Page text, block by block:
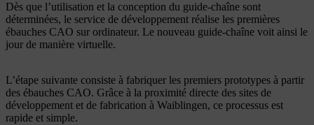
Dès que l’utilisation et la conception du guide-chaîne sont
déterminées, le service de développement réalise les premières
ébauches CAO sur ordinateur. Le nouveau guide-chaîne voit ainsi le
jour de manière virtuelle.
L’étape suivante consiste à fabriquer les premiers prototypes à partir
des ébauches CAO. Grâce à la proximité directe des sites de
développement et de fabrication à Waiblingen, ce processus est
rapide et simple.